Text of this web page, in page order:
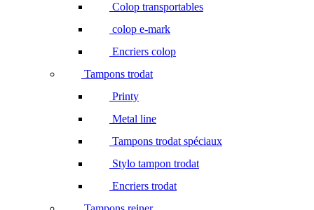
Colop transportables
colop e-mark
Encriers colop
Tampons trodat
Printy
Metal line
Tampons trodat spéciaux
Stylo tampon trodat
Encriers trodat